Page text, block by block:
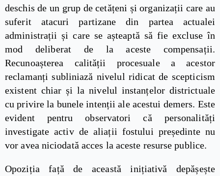
deschis de un grup de cetățeni și organizații care au
suferit atacuri partizane din partea actualei
administrații și care se așteaptă să fie excluse în
mod deliberat de la aceste compensații.
Recunoașterea calității procesuale a acestor
reclamanți subliniază nivelul ridicat de scepticism
existent chiar și la nivelul instanțelor districtuale
cu privire la bunele intenții ale acestui demers. Este
evident pentru observatori că personalități
investigate activ de aliații fostului președinte nu
vor avea niciodată acces la aceste resurse publice.
Opoziția față de această inițiativă depășește